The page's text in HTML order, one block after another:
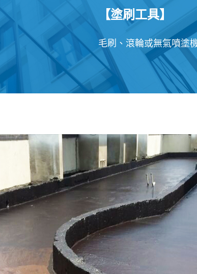
【塗刷工具】
毛刷、滾輪或無氣噴塗